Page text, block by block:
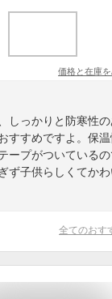
価格と在庫を
しっかりと防寒性
すすめですよ。保
ープがついている
ず子供らしくてか
全てのおす